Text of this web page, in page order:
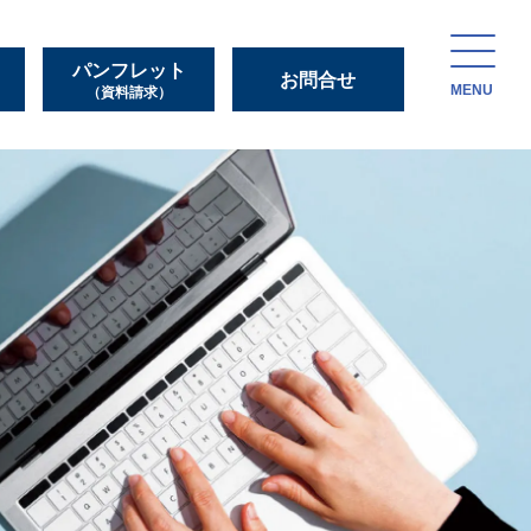
パンフレット
（資料請求）
お問合せ
MENU